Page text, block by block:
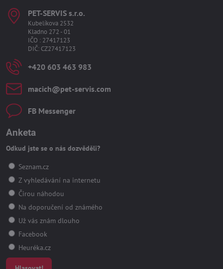
PET-SERVIS s​.r​.o​.
Kubelíkova 2532
Kladno 272 - 01
IČO : 27417123
DIČ: CZ27417123
+420 603 463 983
macich​@pet-servis​.com
FB Messenger
Anketa
Odkud jste se o nás dozvěděli?
Seznam.cz
Z vyhledávání na internetu
Čirou náhodou
Na doporučení od známého
Už vás znám dlouho
Facebook
Heuréka.cz